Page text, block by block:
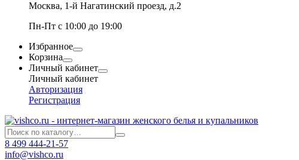
Москва, 1-й Нагатинский проезд, д.2
Пн-Пт с 10:00 до 19:00
Избранное
Корзина
Личный кабинет
Личный кабинет
Авторизация
Регистрация
8 499 444-21-57
info@vishco.ru